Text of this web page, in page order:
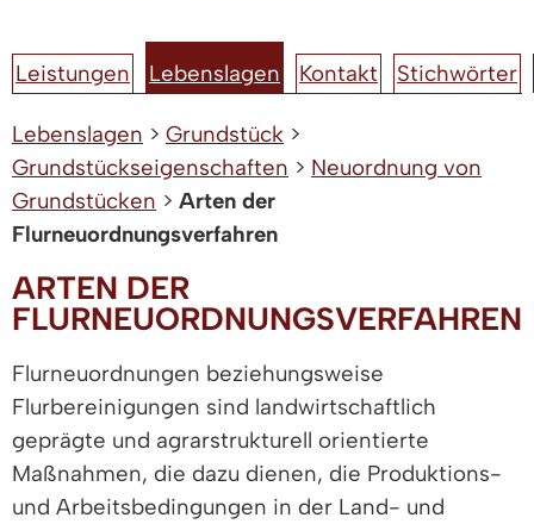
Leistungen Lebenslagen Kontakt Stichwörter
Lebenslagen > Grundstück >
Grundstückseigenschaften > Neuordnung von
Grundstücken > Arten der
Flurneuordnungsverfahren
ARTEN DER
FLURNEUORDNUNGSVERFAHREN
Flurneuordnungen beziehungsweise
Flurbereinigungen sind landwirtschaftlich
geprägte und agrarstrukturell orientierte
Maßnahmen, die dazu dienen, die Produktions-
und Arbeitsbedingungen in der Land- und